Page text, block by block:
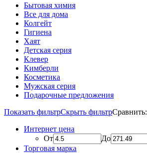
Бытовая химия
Все для дома
Колгейт
Гигиена
Хаят
Детская серия
Клевер
Кимберли
Косметика
Мужская серия
Подарочные предложения
Показать фильтрСкрыть фильтрСравнить:
Интернет цена
От
До
Торговая марка